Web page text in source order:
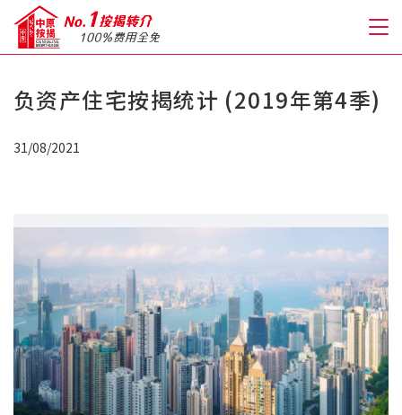
关于我们
免费房贷转介服务
免费开户转介服务
私人贷款
优惠礼遇
负资产住宅按揭统计 (2019年第4季)
31/08/2021